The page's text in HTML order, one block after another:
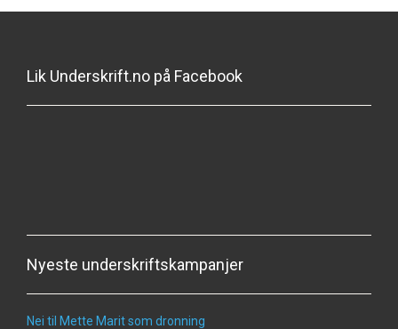
Lik Underskrift.no på Facebook
Nyeste underskriftskampanjer
Nei til Mette Marit som dronning